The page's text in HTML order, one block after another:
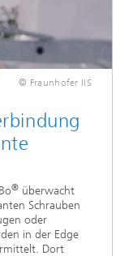
© Fraunhofer IIS
® überwacht
Schrauben
oder
in der Edge
Dort